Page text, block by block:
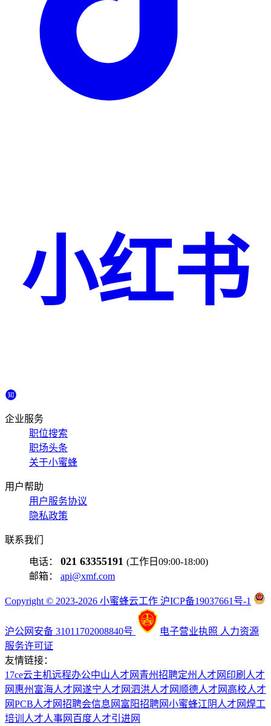
小红书
企业服务
职位搜索
职场头条
关于小蜜蜂
用户帮助
用户服务协议
隐私政策
联系我们
电话： 021 63355191 (工作日09:00-18:00)
邮箱： api@xmf.com
Copyright © 2023-2026 小蜜蜂云工作 沪ICP备19037661号-1
沪公网安备 31011702008840号 电子营业执照 人力资源
服务许可证
友情链接：
17ce云主机远程办公中山人才网 青州招聘定州人才网 印刷人才
网 惠州富海人才网遂宁人才网泗洪人才网 顺德人才网 高校人才
网PCB人才网招聘会信息网 富阳招聘网小蜜蜂江阴人才网焊工
培训 人才人事网 百度人才引进网